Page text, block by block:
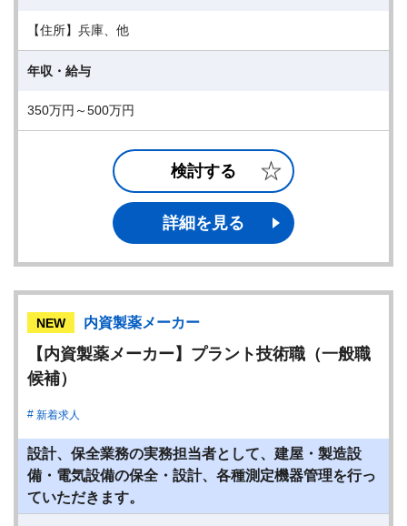
【住所】兵庫、他
年収・給与
350万円～500万円
検討する
詳細を見る
NEW 内資製薬メーカー
【内資製薬メーカー】プラント技術職（一般職
候補）
新着求人
設計、保全業務の実務担当者として、建屋・製造設
備・電気設備の保全・設計、各種測定機器管理を行っ
ていただきます。